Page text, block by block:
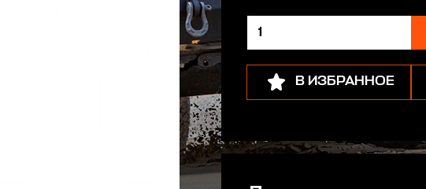
В ИЗБРАННОЕ